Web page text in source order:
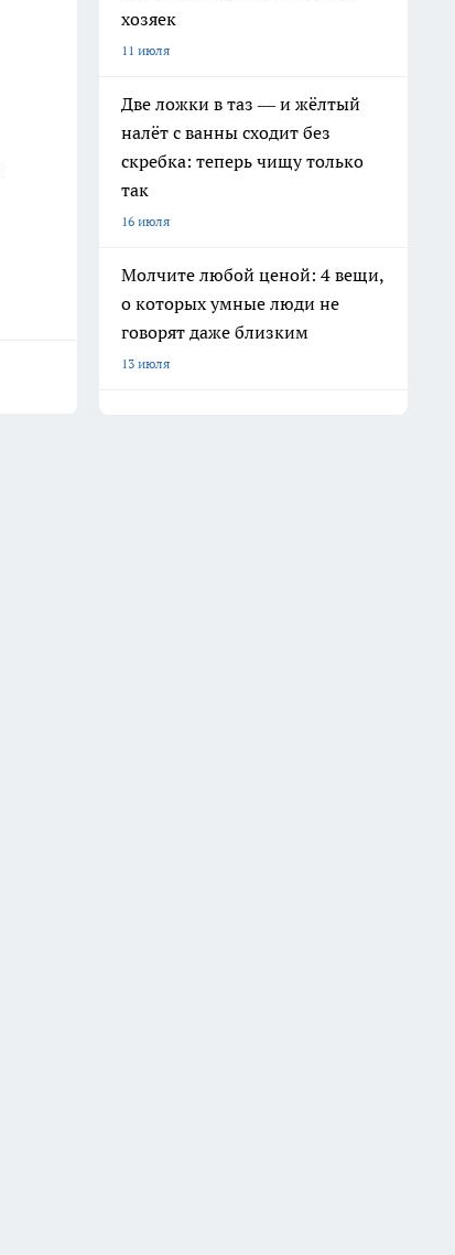
хозяек
11 июля
Две ложки в таз — и жёлтый
налёт с ванны сходит без
скребка: теперь чищу только
так
16 июля
Молчите любой ценой: 4 вещи,
о которых умные люди не
говорят даже близким
13 июля